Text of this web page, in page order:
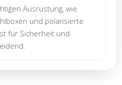
Ausrüstung, wie
und polarisierte
für Sicherheit und